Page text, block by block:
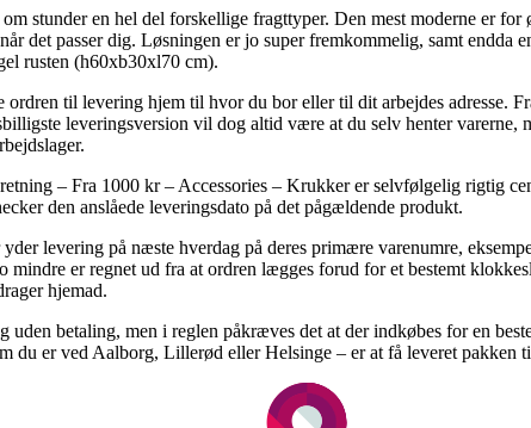
stunder en hel del forskellige fragttyper. Den mest moderne er
det passer dig. Løsningen er jo super fremkommelig, samt endda
rusten (h60xb30xl70 cm).
til levering hjem til hvor du bor eller til dit arbejdes adresse.
leveringsversion vil dog altid være at du selv henter varerne,
– Fra 1000 kr – Accessories – Krukker er selvfølgelig rigtig
den anslåede leveringsdato på det pågældende produkt.
levering på næste hverdag på deres primære varenumre,
mindre er regnet ud fra at ordren lægges forud for et bestemt
hjemad.
uden betaling, men i reglen påkræves det at der indkøbes for en
du er ved Aalborg, Lillerød eller Helsinge – er at få leveret pakken